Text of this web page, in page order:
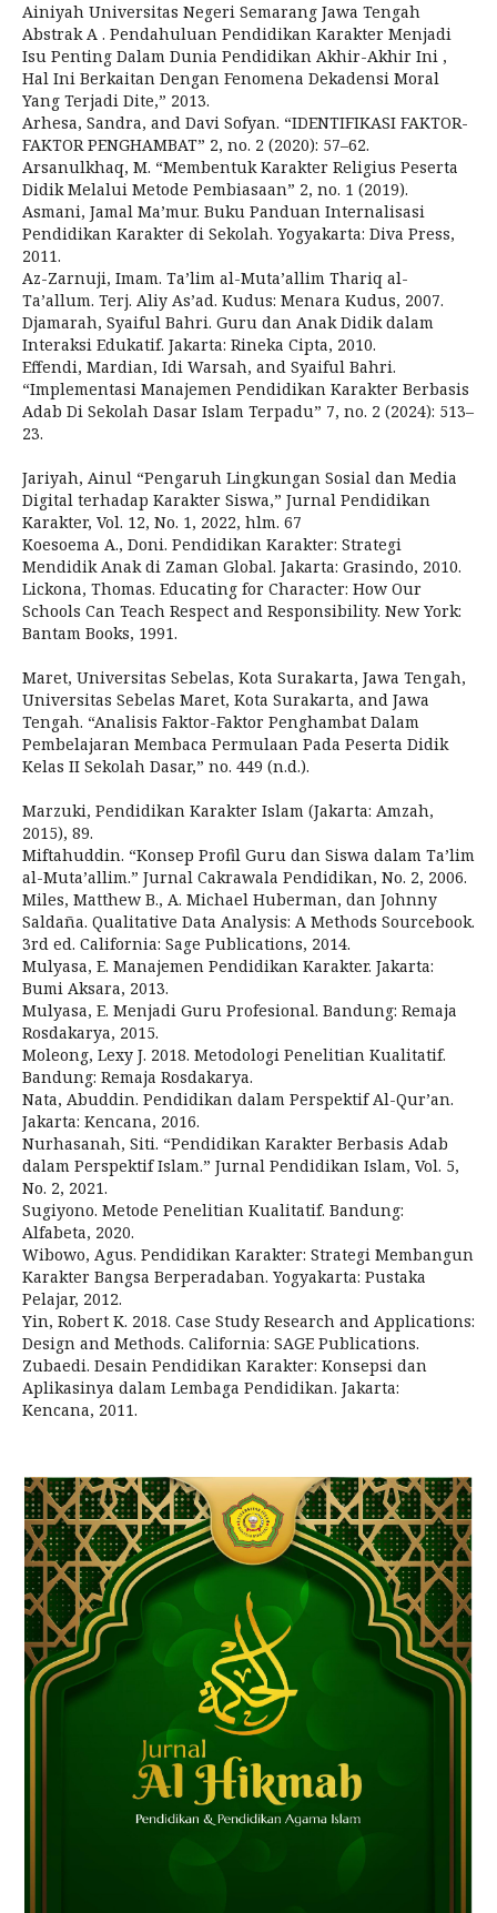
Ainiyah Universitas Negeri Semarang Jawa Tengah
Abstrak A . Pendahuluan Pendidikan Karakter Menjadi
Isu Penting Dalam Dunia Pendidikan Akhir-Akhir Ini ,
Hal Ini Berkaitan Dengan Fenomena Dekadensi Moral
Yang Terjadi Dite,” 2013.
Arhesa, Sandra, and Davi Sofyan. “IDENTIFIKASI FAKTOR-
FAKTOR PENGHAMBAT” 2, no. 2 (2020): 57–62.
Arsanulkhaq, M. “Membentuk Karakter Religius Peserta
Didik Melalui Metode Pembiasaan” 2, no. 1 (2019).
Asmani, Jamal Ma’mur. Buku Panduan Internalisasi
Pendidikan Karakter di Sekolah. Yogyakarta: Diva Press,
2011.
Az-Zarnuji, Imam. Ta’lim al-Muta’allim Thariq al-
Ta’allum. Terj. Aliy As’ad. Kudus: Menara Kudus, 2007.
Djamarah, Syaiful Bahri. Guru dan Anak Didik dalam
Interaksi Edukatif. Jakarta: Rineka Cipta, 2010.
Effendi, Mardian, Idi Warsah, and Syaiful Bahri.
“Implementasi Manajemen Pendidikan Karakter Berbasis
Adab Di Sekolah Dasar Islam Terpadu” 7, no. 2 (2024): 513–
23.
Jariyah, Ainul “Pengaruh Lingkungan Sosial dan Media
Digital terhadap Karakter Siswa,” Jurnal Pendidikan
Karakter, Vol. 12, No. 1, 2022, hlm. 67
Koesoema A., Doni. Pendidikan Karakter: Strategi
Mendidik Anak di Zaman Global. Jakarta: Grasindo, 2010.
Lickona, Thomas. Educating for Character: How Our
Schools Can Teach Respect and Responsibility. New York:
Bantam Books, 1991.
Maret, Universitas Sebelas, Kota Surakarta, Jawa Tengah,
Universitas Sebelas Maret, Kota Surakarta, and Jawa
Tengah. “Analisis Faktor-Faktor Penghambat Dalam
Pembelajaran Membaca Permulaan Pada Peserta Didik
Kelas II Sekolah Dasar,” no. 449 (n.d.).
Marzuki, Pendidikan Karakter Islam (Jakarta: Amzah,
2015), 89.
Miftahuddin. “Konsep Profil Guru dan Siswa dalam Ta’lim
al-Muta’allim.” Jurnal Cakrawala Pendidikan, No. 2, 2006.
Miles, Matthew B., A. Michael Huberman, dan Johnny
Saldaña. Qualitative Data Analysis: A Methods Sourcebook.
3rd ed. California: Sage Publications, 2014.
Mulyasa, E. Manajemen Pendidikan Karakter. Jakarta:
Bumi Aksara, 2013.
Mulyasa, E. Menjadi Guru Profesional. Bandung: Remaja
Rosdakarya, 2015.
Moleong, Lexy J. 2018. Metodologi Penelitian Kualitatif.
Bandung: Remaja Rosdakarya.
Nata, Abuddin. Pendidikan dalam Perspektif Al-Qur’an.
Jakarta: Kencana, 2016.
Nurhasanah, Siti. “Pendidikan Karakter Berbasis Adab
dalam Perspektif Islam.” Jurnal Pendidikan Islam, Vol. 5,
No. 2, 2021.
Sugiyono. Metode Penelitian Kualitatif. Bandung:
Alfabeta, 2020.
Wibowo, Agus. Pendidikan Karakter: Strategi Membangun
Karakter Bangsa Berperadaban. Yogyakarta: Pustaka
Pelajar, 2012.
Yin, Robert K. 2018. Case Study Research and Applications:
Design and Methods. California: SAGE Publications.
Zubaedi. Desain Pendidikan Karakter: Konsepsi dan
Aplikasinya dalam Lembaga Pendidikan. Jakarta:
Kencana, 2011.